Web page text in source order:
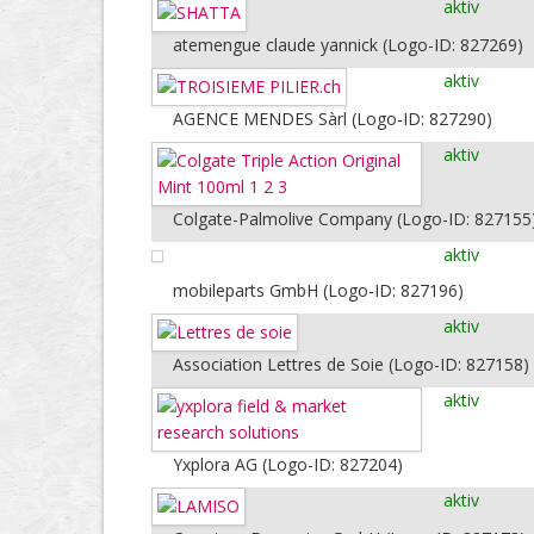
aktiv
atemengue claude yannick (Logo-ID: 827269)
aktiv
AGENCE MENDES Sàrl (Logo-ID: 827290)
aktiv
Colgate-Palmolive Company (Logo-ID:
aktiv
mobileparts GmbH (Logo-ID: 827196)
aktiv
Association Lettres de Soie (Logo-ID: 827158)
aktiv
Yxplora AG (Logo-ID: 827204)
aktiv